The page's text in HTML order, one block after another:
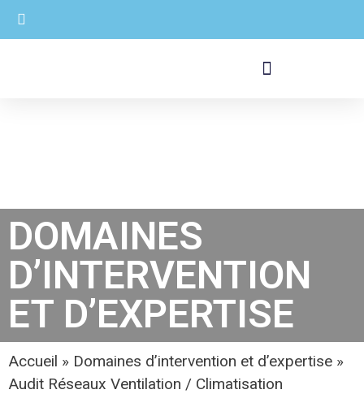
DOMAINES
D’INTERVENTION
ET D’EXPERTISE
Accueil » Domaines d’intervention et d’expertise »
Audit Réseaux Ventilation / Climatisation